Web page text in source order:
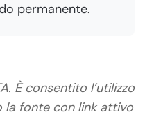
permanente.
È consentito l’utilizzo
la fonte con link attivo